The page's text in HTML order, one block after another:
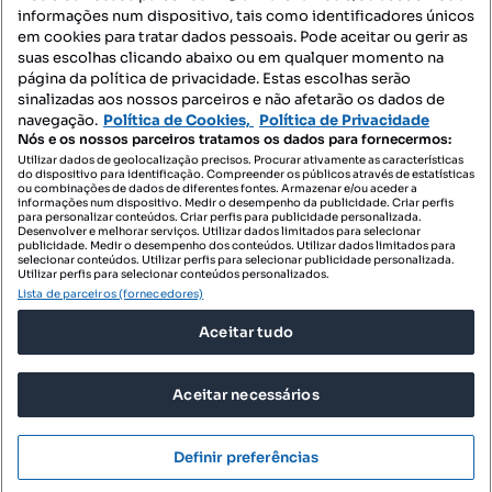
Mapa do Site
Contacte-nos
SIGA-NOS:
DESCARREGAR NA:
© 2026 Imovirtual.com, OLX Portugal, S.A.
TERMOS DE UTILIZAÇÃO
POLÍTICA DE PRIVACIDADE
CONFIGURAÇÕES DE PRIVACIDADE
informações num dispositivo, tais como identificadores únicos
em cookies para tratar dados pessoais. Pode aceitar ou gerir as
suas escolhas clicando abaixo ou em qualquer momento na
página da política de privacidade. Estas escolhas serão
sinalizadas aos nossos parceiros e não afetarão os dados de
navegação. Política de Cookies, Política de Privacidade
Nós e os nossos parceiros tratamos os dados para fornecermos:
Utilizar dados de geolocalização precisos. Procurar ativamente as características
do dispositivo para identificação. Compreender os públicos através de estatísticas
ou combinações de dados de diferentes fontes. Armazenar e/ou aceder a
informações num dispositivo. Medir o desempenho da publicidade. Criar perfis
para personalizar conteúdos. Criar perfis para publicidade personalizada.
Desenvolver e melhorar serviços. Utilizar dados limitados para selecionar
publicidade. Medir o desempenho dos conteúdos. Utilizar dados limitados para
selecionar conteúdos. Utilizar perfis para selecionar publicidade personalizada.
Utilizar perfis para selecionar conteúdos personalizados.
Lista de parceiros (fornecedores)
Aceitar tudo
Aceitar necessários
Definir preferências